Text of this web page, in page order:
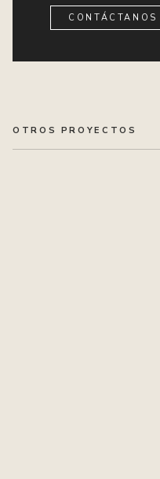
CONTÁCTANOS
OTROS PROYECTOS